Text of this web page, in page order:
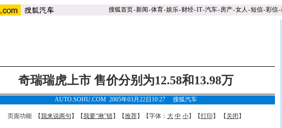
搜狐首页-新闻-体育-娱乐-财经-IT-汽车-房产-女人 -短信-彩信-
奇瑞瑞虎上市 售价分别为12.58和13.98万
AUTO.SOHU.COM 2005年03月22日10:27 搜狐汽车
页面功能 【我来说两句 】【我要“揪”错】【推荐】【字体： 大 中 小】【打印 】 【 关闭 】